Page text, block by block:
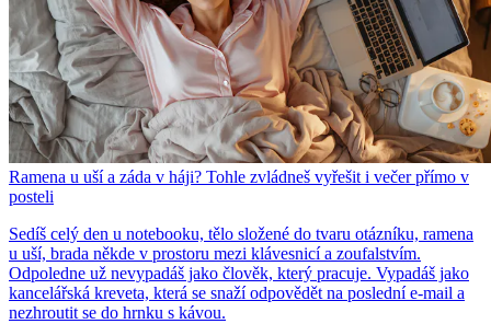
Ramena u uší a záda v háji? Tohle zvládneš vyřešit i večer přímo v
posteli
Sedíš celý den u notebooku, tělo složené do tvaru otázníku, ramena
u uší, brada někde v prostoru mezi klávesnicí a zoufalstvím.
Odpoledne už nevypadáš jako člověk, který pracuje. Vypadáš jako
kancelářská kreveta, která se snaží odpovědět na poslední e-mail a
nezhroutit se do hrnku s kávou.